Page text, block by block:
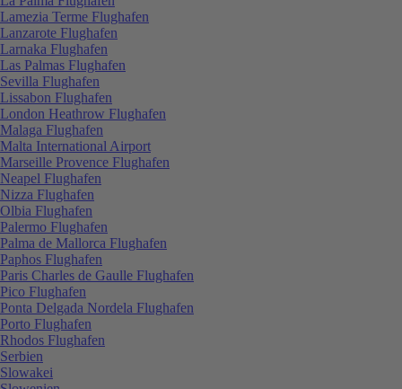
Lamezia Terme Flughafen
Lanzarote Flughafen
Larnaka Flughafen
Las Palmas Flughafen
Sevilla Flughafen
Lissabon Flughafen
London Heathrow Flughafen
Malaga Flughafen
Malta International Airport
Marseille Provence Flughafen
Neapel Flughafen
Nizza Flughafen
Olbia Flughafen
Palermo Flughafen
Palma de Mallorca Flughafen
Paphos Flughafen
Paris Charles de Gaulle Flughafen
Pico Flughafen
Ponta Delgada Nordela Flughafen
Porto Flughafen
Rhodos Flughafen
Serbien
Slowakei